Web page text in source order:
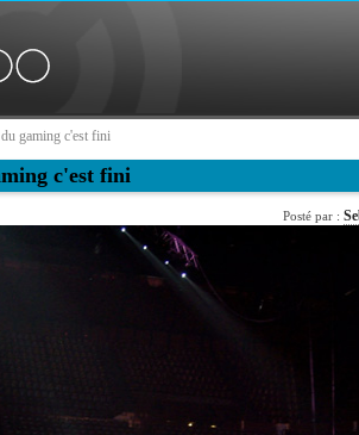
gaming c'est fini
c'est fini
Posté par :